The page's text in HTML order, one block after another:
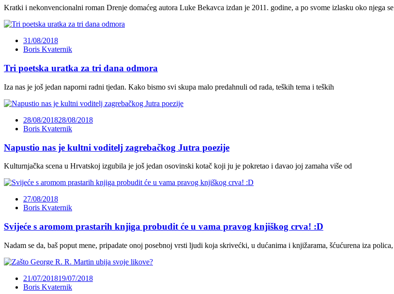
Kratki i nekonvencionalni roman Drenje domaćeg autora Luke Bekavca izdan je 2011. godine, a po svome izlasku oko njega se
31/08/2018
Boris Kvaternik
Tri poetska uratka za tri dana odmora
Iza nas je još jedan naporni radni tjedan. Kako bismo svi skupa malo predahnuli od rada, teških tema i teških
28/08/201828/08/2018
Boris Kvaternik
Napustio nas je kultni voditelj zagrebačkog Jutra poezije
Kulturnjačka scena u Hrvatskoj izgubila je još jedan osovinski kotač koji ju je pokretao i davao joj zamaha više od
27/08/2018
Boris Kvaternik
Svijeće s aromom prastarih knjiga probudit će u vama pravog knjiškog crva! :D
Nadam se da, baš poput mene, pripadate onoj posebnoj vrsti ljudi koja skrivećki, u dućanima i knjižarama, šćućurena iza polica,
21/07/201819/07/2018
Boris Kvaternik